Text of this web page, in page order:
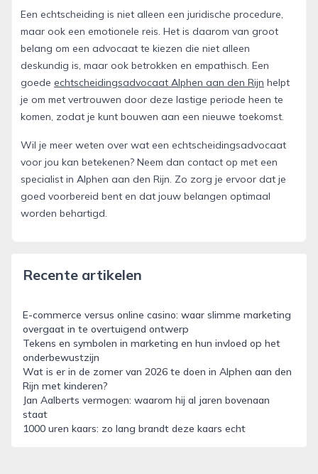
Een echtscheiding is niet alleen een juridische procedure,
maar ook een emotionele reis. Het is daarom van groot
belang om een advocaat te kiezen die niet alleen
deskundig is, maar ook betrokken en empathisch. Een
goede echtscheidingsadvocaat Alphen aan den Rijn helpt
je om met vertrouwen door deze lastige periode heen te
komen, zodat je kunt bouwen aan een nieuwe toekomst.
Wil je meer weten over wat een echtscheidingsadvocaat
voor jou kan betekenen? Neem dan contact op met een
specialist in Alphen aan den Rijn. Zo zorg je ervoor dat je
goed voorbereid bent en dat jouw belangen optimaal
worden behartigd.
Recente artikelen
E-commerce versus online casino: waar slimme marketing
overgaat in te overtuigend ontwerp
Tekens en symbolen in marketing en hun invloed op het
onderbewustzijn
Wat is er in de zomer van 2026 te doen in Alphen aan den
Rijn met kinderen?
Jan Aalberts vermogen: waarom hij al jaren bovenaan
staat
1000 uren kaars: zo lang brandt deze kaars echt